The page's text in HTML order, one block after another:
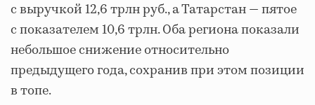
с выручкой 12,6 трлн руб., а Татарстан — пятое
с показателем 10,6 трлн. Оба региона показали
небольшое снижение относительно
предыдущего года, сохранив при этом позиции
в топе.